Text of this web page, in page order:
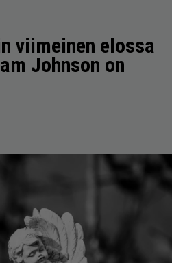
viimeinen elossa
Johnson on